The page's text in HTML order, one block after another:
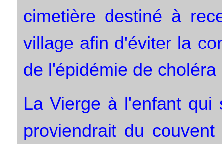
cimetière destiné à
village afin d'éviter la
de l'épidémie de
La Vierge à l'enfant
proviendrait du